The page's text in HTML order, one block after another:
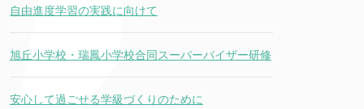
自由進度学習の実践に向けて
旭丘小学校・瑞鳳小学校合同スーパーバイザー研修
安心して過ごせる学級づくりのために